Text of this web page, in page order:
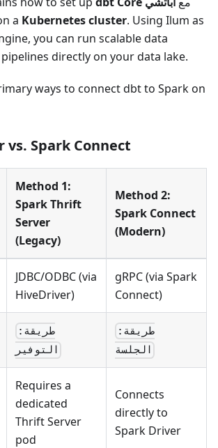
a Kubernetes cluster. Using Ilum as
you can run scalable data
directly on your data lake.
ways to connect dbt to Spark on
vs. Spark Connect
Method 1:
Spark Thrift
Server
(Legacy)
Method 2:
Spark Connect
(Modern)
JDBC/ODBC (via
HiveDriver)
gRPC (via Spark
Connect)
طريقة:
التوفير
طريقة:
الجلسة
Requires a
dedicated
Thrift Server
pod
Connects
directly to
Spark Driver